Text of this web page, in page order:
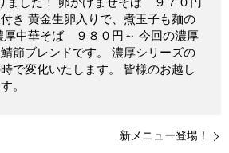
き 黄金生卵入りで、煮玉子も麺の
厚中華そば ９８０円～ 今回の濃厚
節ブレンドです。 濃厚シリーズの
で変化いたします。 皆様のお越し
。
新メニュー登場！